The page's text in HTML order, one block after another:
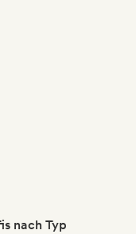
nach Typ